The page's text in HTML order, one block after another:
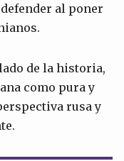
al poner
de la historia,
como pura y
rusa y